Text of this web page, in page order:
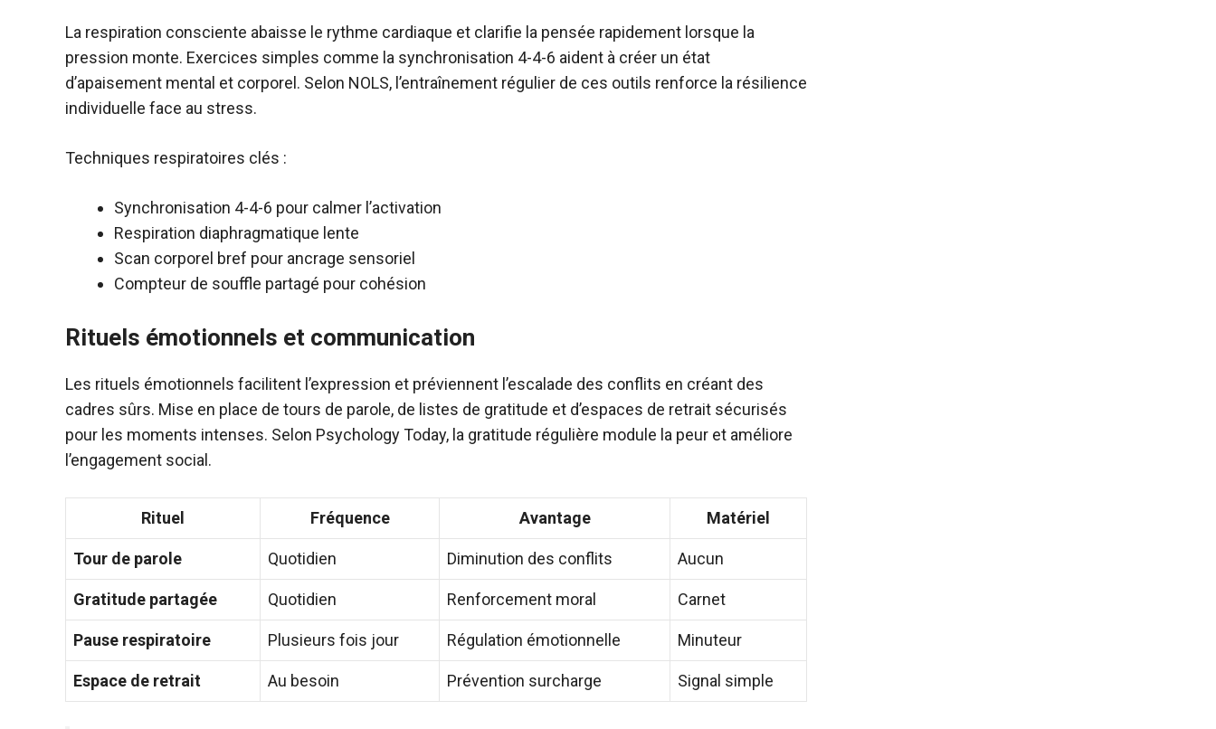
La respiration consciente abaisse le rythme cardiaque et clarifie la pensée rapidement lorsque la
pression monte. Exercices simples comme la synchronisation 4-4-6 aident à créer un état
d’apaisement mental et corporel. Selon NOLS, l’entraînement régulier de ces outils renforce la résilience
individuelle face au stress.
Techniques respiratoires clés :
Synchronisation 4-4-6 pour calmer l’activation
Respiration diaphragmatique lente
Scan corporel bref pour ancrage sensoriel
Compteur de souffle partagé pour cohésion
Rituels émotionnels et communication
Les rituels émotionnels facilitent l’expression et préviennent l’escalade des conflits en créant des
cadres sûrs. Mise en place de tours de parole, de listes de gratitude et d’espaces de retrait sécurisés
pour les moments intenses. Selon Psychology Today, la gratitude régulière module la peur et améliore
l’engagement social.
Rituel Fréquence Avantage Matériel
Tour de parole Quotidien Diminution des conflits Aucun
Gratitude partagée Quotidien Renforcement moral Carnet
Pause respiratoire Plusieurs fois jour Régulation émotionnelle Minuteur
Espace de retrait Au besoin Prévention surcharge Signal simple